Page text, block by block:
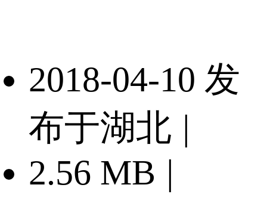
2018-04-10 发
布于湖北 |
2.56 MB |